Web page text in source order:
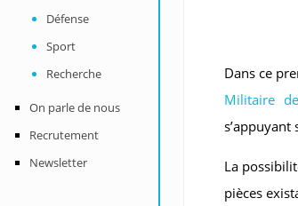
Défense
Sport
Recherche
On parle de nous
Recrutement
Newsletter
Dans ce
Militaire
La
pièces